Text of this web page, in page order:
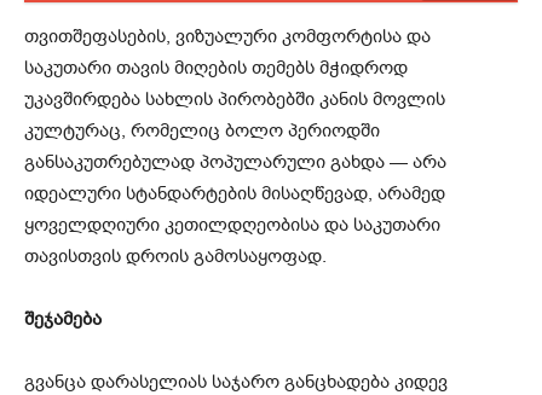
თვითშეფასების, ვიზუალური კომფორტისა და
საკუთარი თავის მიღების თემებს მჭიდროდ
უკავშირდება სახლის პირობებში კანის მოვლის
კულტურაც, რომელიც ბოლო პერიოდში
განსაკუთრებულად პოპულარული გახდა — არა
იდეალური სტანდარტების მისაღწევად, არამედ
ყოველდღიური კეთილდღეობისა და საკუთარი
თავისთვის დროის გამოსაყოფად.
შეჯამება
გვანცა დარასელიას საჯარო განცხადება კიდევ